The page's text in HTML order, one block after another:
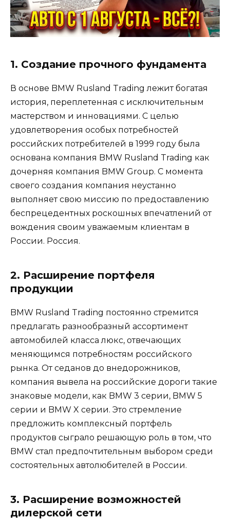
1. Создание прочного фундамента
В основе BMW Rusland Trading лежит богатая
история, переплетенная с исключительным
мастерством и инновациями. С целью
удовлетворения особых потребностей
российских потребителей в 1999 году была
основана компания BMW Rusland Trading как
дочерняя компания BMW Group. С момента
своего создания компания неустанно
выполняет свою миссию по предоставлению
беспрецедентных роскошных впечатлений от
вождения своим уважаемым клиентам в
России. Россия.
2. Расширение портфеля
продукции
BMW Rusland Trading постоянно стремится
предлагать разнообразный ассортимент
автомобилей класса люкс, отвечающих
меняющимся потребностям российского
рынка. От седанов до внедорожников,
компания вывела на российские дороги такие
знаковые модели, как BMW 3 серии, BMW 5
серии и BMW X серии. Это стремление
предложить комплексный портфель
продуктов сыграло решающую роль в том, что
BMW стал предпочтительным выбором среди
состоятельных автолюбителей в России.
3. Расширение возможностей
дилерской сети